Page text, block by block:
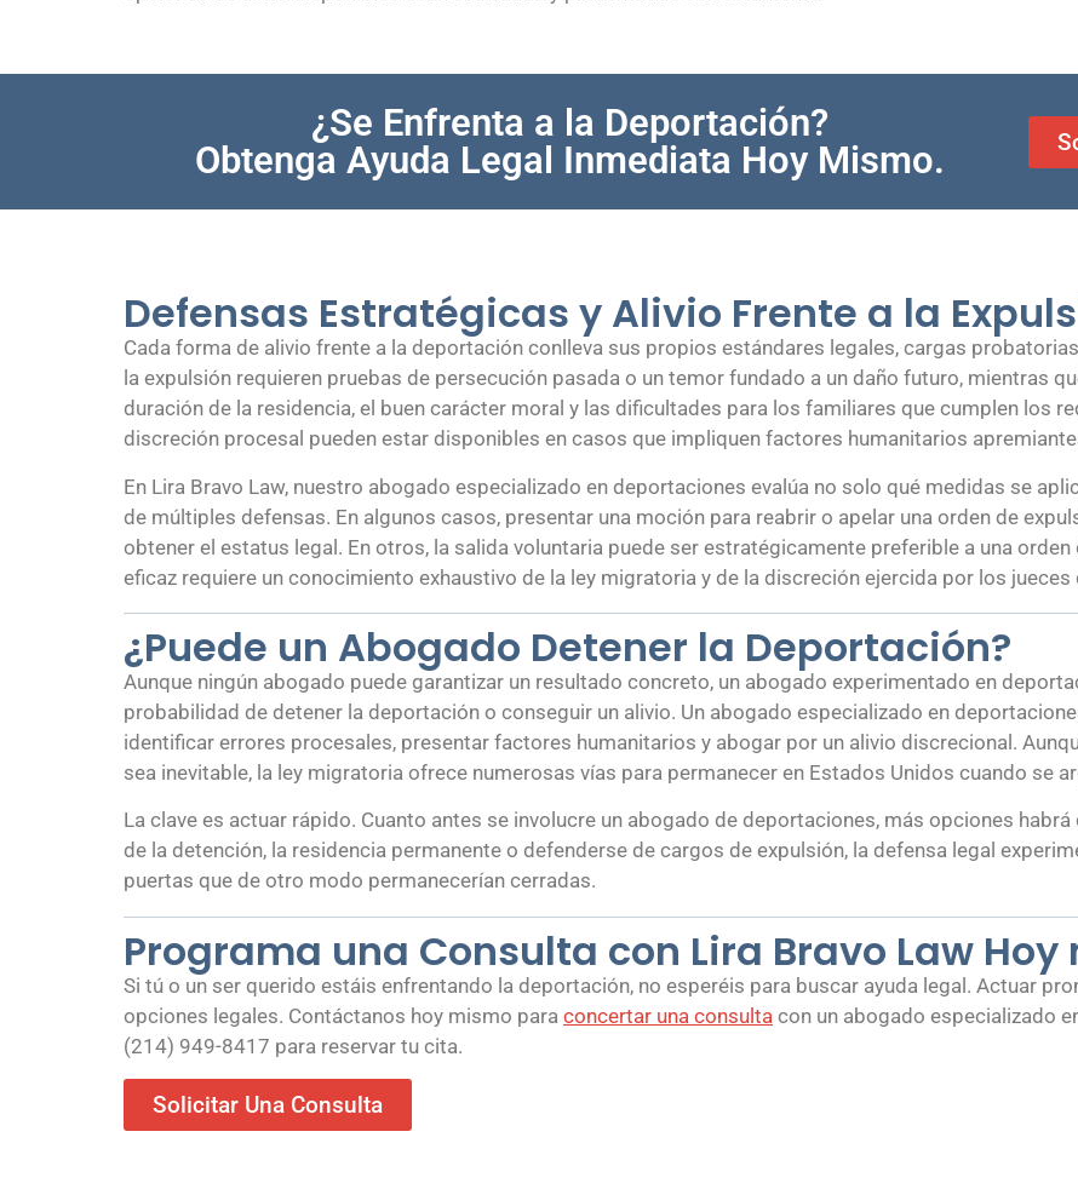
¿Se Enfrenta a la Deportación?
Obtenga Ayuda Legal Inmediata Hoy Mismo.
Defensas Estratégicas y Alivio Frente a la
Cada forma de alivio frente a la deportación conlleva sus propios estándares legales, cargas
la expulsión requieren pruebas de persecución pasada o un temor fundado a un daño futuro, mientras
duración de la residencia, el buen carácter moral y las dificultades para los familiares que cumplen los
discreción procesal pueden estar disponibles en casos que impliquen factores humanitarios
En Lira Bravo Law, nuestro abogado especializado en deportaciones evalúa no solo qué medidas se
de múltiples defensas. En algunos casos, presentar una moción para reabrir o apelar una orden de
obtener el estatus legal. En otros, la salida voluntaria puede ser estratégicamente preferible a una
eficaz requiere un conocimiento exhaustivo de la ley migratoria y de la discreción ejercida por los
¿Puede un Abogado Detener la Deportación?
Aunque ningún abogado puede garantizar un resultado concreto, un abogado experimentado en
probabilidad de detener la deportación o conseguir un alivio. Un abogado especializado en
identificar errores procesales, presentar factores humanitarios y abogar por un alivio discrecional.
sea inevitable, la ley migratoria ofrece numerosas vías para permanecer en Estados Unidos cuando se
La clave es actuar rápido. Cuanto antes se involucre un abogado de deportaciones, más opciones
de la detención, la residencia permanente o defenderse de cargos de expulsión, la defensa legal
puertas que de otro modo permanecerían cerradas.
Programa una Consulta con Lira Bravo Law Hoy
Si tú o un ser querido estáis enfrentando la deportación, no esperéis para buscar ayuda legal. Actuar
opciones legales. Contáctanos hoy mismo para concertar una consulta con un abogado especializado
(214) 949-8417 para reservar tu cita.
Solicitar Una Consulta